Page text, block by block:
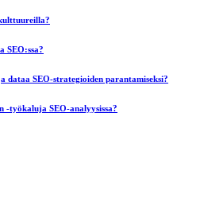
SEO:ssa?
SEO-strategioiden parantamiseksi?
-työkaluja SEO-analyysissa?